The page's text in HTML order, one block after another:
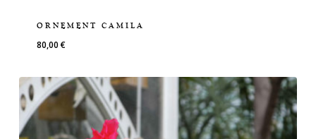
ORNEMENT CAMILA
80,00€